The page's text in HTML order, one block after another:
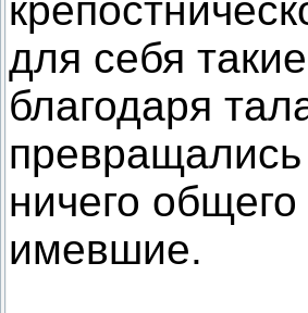
для себя
благодаря
превращались
ничего
имевшие.